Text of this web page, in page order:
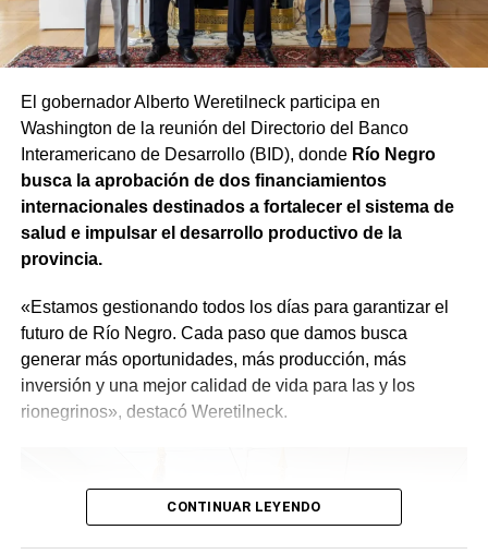
Equipamiento para el SPLIF
Además, se refuerza la preparación ante incendios
forestales. El SPLIF sumará 4 camiones cisterna y 30
reservorios transportables que permitirán almacenar
900.000 litros de agua, 3 minicargadoras, 1 tractor, 23
motobombas, 3 cuatriciclos y 1 UTV, entre otro
equipamiento.
meteorológicas, sistemas de comunicación y tecnología
para mejorar la detección temprana y reducir los tiempos
de respuesta frente al fuego.
encuentren en condiciones de acceder a la estabilidad,
sino que también busca garantizar que el procedimiento
se desarrolle con responsabilidad. «Tenemos que dar
hecho con absoluta responsabilidad y con la visión de
que quienes estén trabajando en el Estado sean los
mejores», expresó.
El gobernador Alberto Weretilneck participa en
Washington de la reunión del Directorio del Banco
Interamericano de Desarrollo (BID), donde Río Negro
busca la aprobación de dos financiamientos
internacionales destinados a fortalecer el sistema de
salud e impulsar el desarrollo productivo de la
provincia.
«Estamos gestionando todos los días para garantizar el
futuro de Río Negro. Cada paso que damos busca
generar más oportunidades, más producción, más
inversión y una mejor calidad de vida para las y los
rionegrinos», destacó Weretilneck.
CONTINUAR LEYENDO